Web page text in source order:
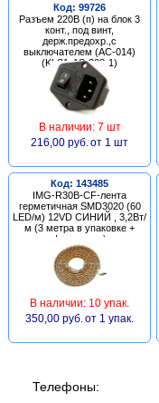
Код: 99726
Разъем 220В (п) на блок 3
конт., под винт,
держ.предохр.,с
выключателем (AC-014)
(KLS1-AS-303-1)
В наличии: 7 шт
216,00 руб. от 1 шт
Код: 143485
IMG-R30B-CF-лента
герметичная SMD3020 (60
LED/м) 12VD СИНИЙ , 3,2Вт/
м (3 метра в упаковке +
фурнитура)
В наличии: 10 упак.
350,00 руб. от 1 упак.
Телефоны: